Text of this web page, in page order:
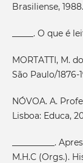
Brasiliense, 1988.
_____. O que é
MORTATTI, M.
São Paulo/1876-
NÓVOA. A.
Lisboa: Educa,
__________.
M.H.C (Orgs.).